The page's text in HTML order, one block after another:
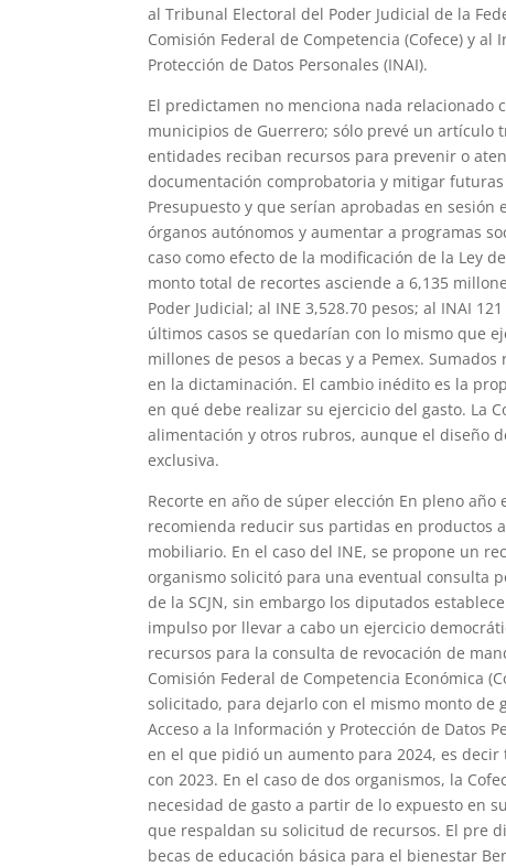
al Tribunal Electoral del Poder Judicial de la
Comisión Federal de Competencia (Cofece) y
Protección de Datos Personales (INAI).
El predictamen no menciona nada relacionado
municipios de Guerrero; sólo prevé un artículo
entidades reciban recursos para prevenir o
documentación comprobatoria y mitigar
Presupuesto y que serían aprobadas en sesión
órganos autónomos y aumentar a programas
caso como efecto de la modificación de la Ley
monto total de recortes asciende a 6,135
Poder Judicial; al INE 3,528.70 pesos; al INAI
últimos casos se quedarían con lo mismo que
millones de pesos a becas y a Pemex.
en la dictaminación. El cambio inédito es la
en qué debe realizar su ejercicio del gasto. La
alimentación y otros rubros, aunque el diseño
exclusiva.
Recorte en año de súper elección En pleno
recomienda reducir sus partidas en productos
mobiliario. En el caso del INE, se propone un
organismo solicitó para una eventual consulta
de la SCJN, sin embargo los diputados
impulso por llevar a cabo un ejercicio
recursos para la consulta de revocación de
Comisión Federal de Competencia Económica
solicitado, para dejarlo con el mismo monto de
Acceso a la Información y Protección de Datos
en el que pidió un aumento para 2024, es
con 2023. En el caso de dos organismos, la
necesidad de gasto a partir de lo expuesto en
que respaldan su solicitud de recursos. El pre
becas de educación básica para el bienestar